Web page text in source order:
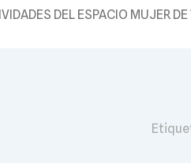
DEL ESPACIO MUJER